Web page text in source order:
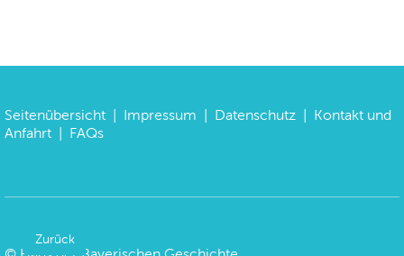
Zurück
Seitenübersicht Impressum Datenschutz
Kontakt und
Anfahrt
FAQs